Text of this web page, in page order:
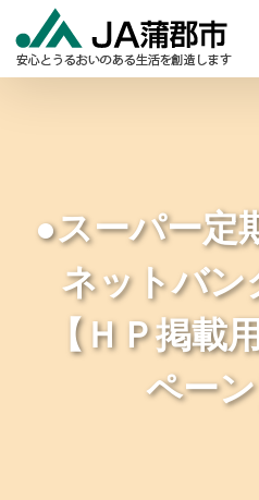
●スーパー定
ネットバン
【ＨＰ掲載
ペー